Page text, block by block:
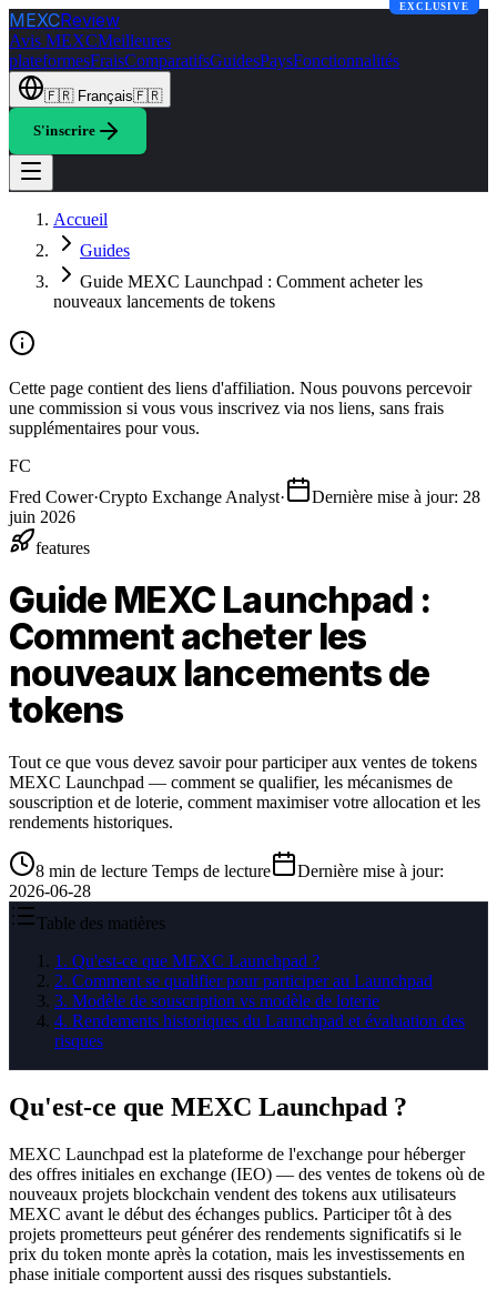
MEXCReview
Avis MEXCMeilleures
plateformesFraisComparatifsGuidesPaysFonctionnalités
🇫🇷 Français🇫🇷
S'inscrire
Accueil
Guides
Guide MEXC Launchpad : Comment acheter les
nouveaux lancements de tokens
Cette page contient des liens d'affiliation. Nous pouvons percevoir
une commission si vous vous inscrivez via nos liens, sans frais
supplémentaires pour vous.
FC
Fred Cower·Crypto Exchange Analyst· Dernière mise à jour: 28
juin 2026
features
Guide MEXC Launchpad :
Comment acheter les
nouveaux lancements de
tokens
Tout ce que vous devez savoir pour participer aux ventes de tokens
MEXC Launchpad — comment se qualifier, les mécanismes de
souscription et de loterie, comment maximiser votre allocation et les
rendements historiques.
8 min de lecture Temps de lecture Dernière mise à jour:
2026-06-28
Table des matières
1 . Qu'est-ce que MEXC Launchpad ?
2. Comment se qualifier pour participer au Launchpad
3. Modèle de souscription vs modèle de loterie
4. Rendements historiques du Launchpad et évaluation des
risques
Qu'est-ce que MEXC Launchpad ?
MEXC Launchpad est la plateforme de l'exchange pour héberger
des offres initiales en exchange (IEO) — des ventes de tokens où de
nouveaux projets blockchain vendent des tokens aux utilisateurs
MEXC avant le début des échanges publics. Participer tôt à des
projets prometteurs peut générer des rendements significatifs si le
prix du token monte après la cotation, mais les investissements en
phase initiale comportent aussi des risques substantiels.
EXCLUSIVE